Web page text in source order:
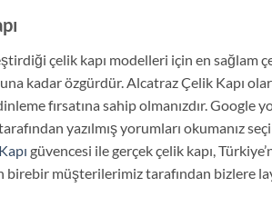
çelik kapı modelleri için en sağlam
kadar özgürdür. Alcatraz Çelik Kapı
fırsatına sahip olmanızdır. Google
yazılmış yorumları okumanız
güvencesi ile gerçek çelik kapı,
birebir müşterilerimiz tarafından bizlere